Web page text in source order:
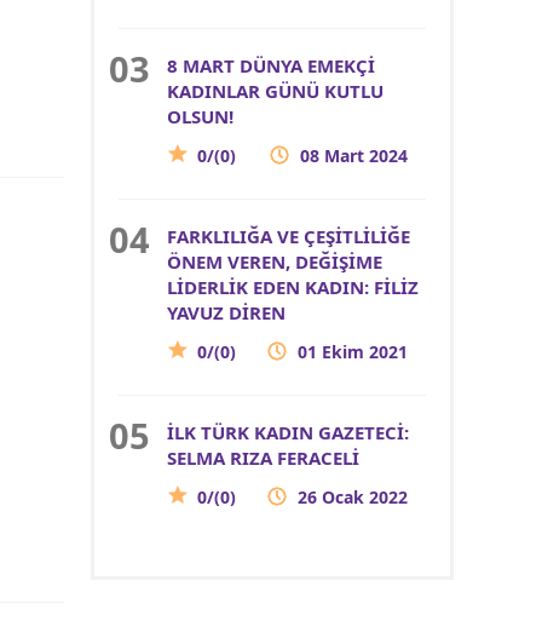
8 MART DÜNYA EMEKÇİ
KADINLAR GÜNÜ KUTLU
OLSUN!
0/(0) 08 Mart 2024
FARKLILIĞA VE ÇEŞİTLİLİĞE
ÖNEM VEREN, DEĞİŞİME
LİDERLİK EDEN KADIN: FİLİZ
YAVUZ DİREN
0/(0) 01 Ekim 2021
İLK TÜRK KADIN GAZETECİ:
SELMA RIZA FERACELİ
0/(0) 26 Ocak 2022